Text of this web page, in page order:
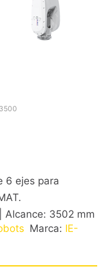
6 ejes para
Alcance: 3502 mm
Marca: IE-